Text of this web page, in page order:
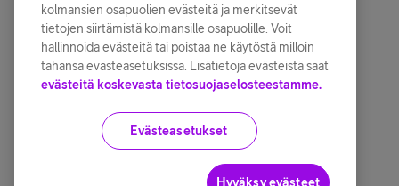
kolmansien osapuolien evästeitä ja merkitsevät
tietojen siirtämistä kolmansille osapuolille. Voit
hallinnoida evästeitä tai poistaa ne käytöstä milloin
tahansa evästeasetuksissa. Lisätietoja evästeistä saat
evästeitä koskevasta tietosuojaselosteestamme.
Evästeasetukset
Hyväksy evästeet